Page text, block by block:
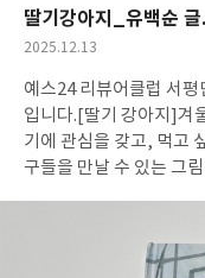
한다. #고양이와열두동물
딸기강아지_유백순 글
작
일
2025.12.13
예스24 리뷰어클럽 서
입니다. [딸기 강아지] 겨
기에 관심을 갖고, 먹고
구들을 만날 수 있는 그
다. 파란 지붕 아래 빨간 지붕에
좋아해 '딸기 강아지' 라